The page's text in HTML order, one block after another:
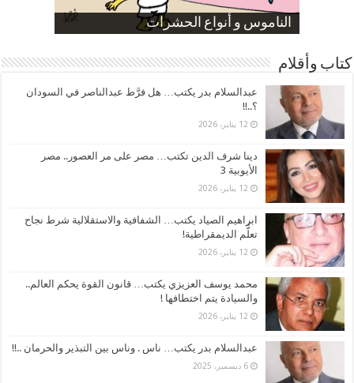
الناموس و أنواع الحشرات
الموظفين بعد ارتفاع الأسعار
ارتفاع نسبة الطلاق في مصر
صورة كاركاتيرية
صورة كاركاتيرية
كتاب وأقلام
عبدالسلام بدر يكتب… هل فرَّط عبدالناصر في السودان
؟..!!
12 يناير، 2026
دينا شرف الدين تكتب… مصر على مر العصور.. مصر
الأيوبية 3
12 يناير، 2026
ابراهيم الصياد يكتب… الشفافية والاستقلالية شرط نجاح
تعلُّم الديمقراطية!
12 يناير، 2026
محمد يوسف العزيزي يكتب… قانون القوة يحكم العالم..
والسيادة يتم اختطافها !
12 يناير، 2026
عبدالسلام بدر يكتب… ناس . وناس بين التبذير والحرمان ..!!
6 ديسمبر، 2025